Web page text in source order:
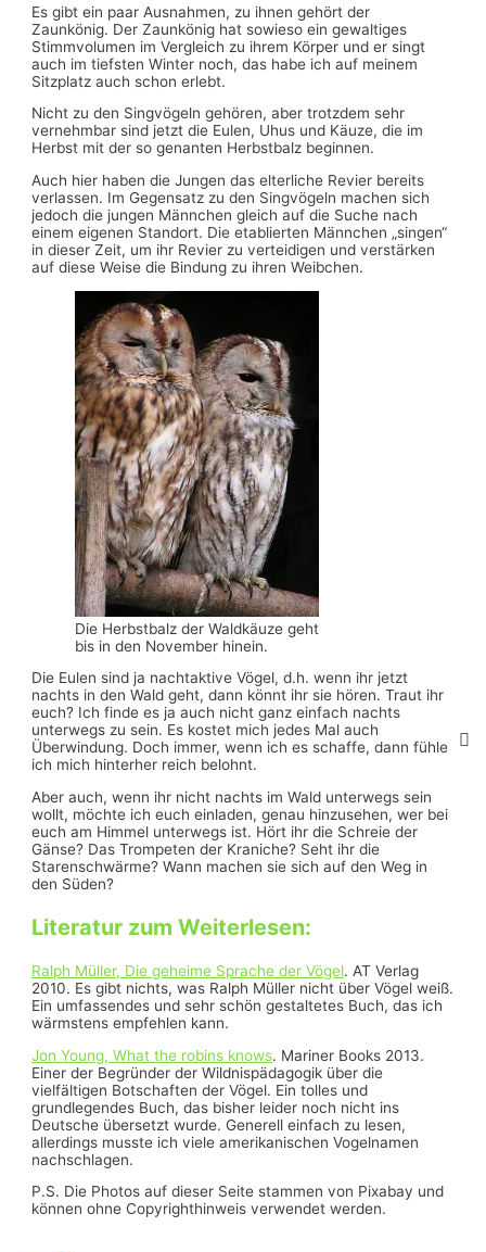
Es gibt ein paar Ausnahmen, zu ihnen gehört der
Zaunkönig. Der Zaunkönig hat sowieso ein gewaltiges
Stimmvolumen im Vergleich zu ihrem Körper und er singt
auch im tiefsten Winter noch, das habe ich auf meinem
Sitzplatz auch schon erlebt.
Nicht zu den Singvögeln gehören, aber trotzdem sehr
vernehmbar sind jetzt die Eulen, Uhus und Käuze, die im
Herbst mit der so genanten Herbstbalz beginnen.
Auch hier haben die Jungen das elterliche Revier bereits
verlassen. Im Gegensatz zu den Singvögeln machen sich
jedoch die jungen Männchen gleich auf die Suche nach
einem eigenen Standort. Die etablierten Männchen „singen“
in dieser Zeit, um ihr Revier zu verteidigen und verstärken
auf diese Weise die Bindung zu ihren Weibchen.
Die Herbstbalz der Waldkäuze geht
bis in den November hinein.
Die Eulen sind ja nachtaktive Vögel, d.h. wenn ihr jetzt
nachts in den Wald geht, dann könnt ihr sie hören. Traut ihr
euch? Ich finde es ja auch nicht ganz einfach nachts
unterwegs zu sein. Es kostet mich jedes Mal auch
Überwindung. Doch immer, wenn ich es schaffe, dann fühle
ich mich hinterher reich belohnt.
Aber auch, wenn ihr nicht nachts im Wald unterwegs sein
wollt, möchte ich euch einladen, genau hinzusehen, wer bei
euch am Himmel unterwegs ist. Hört ihr die Schreie der
Gänse? Das Trompeten der Kraniche? Seht ihr die
Starenschwärme? Wann machen sie sich auf den Weg in
den Süden?
Literatur zum Weiterlesen:
Ralph Müller, Die geheime Sprache der Vögel. AT Verlag
2010. Es gibt nichts, was Ralph Müller nicht über Vögel weiß.
Ein umfassendes und sehr schön gestaltetes Buch, das ich
wärmstens empfehlen kann.
Jon Young, What the robins knows. Mariner Books 2013.
Einer der Begründer der Wildnispädagogik über die
vielfältigen Botschaften der Vögel. Ein tolles und
grundlegendes Buch, das bisher leider noch nicht ins
Deutsche übersetzt wurde. Generell einfach zu lesen,
allerdings musste ich viele amerikanischen Vogelnamen
nachschlagen.
P.S. Die Photos auf dieser Seite stammen von Pixabay und
können ohne Copyrighthinweis verwendet werden.